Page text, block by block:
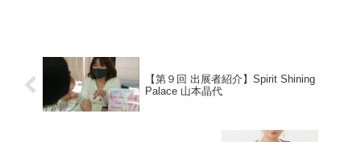
【第９回 出展者紹介】Spirit Shining
Palace 山本晶代